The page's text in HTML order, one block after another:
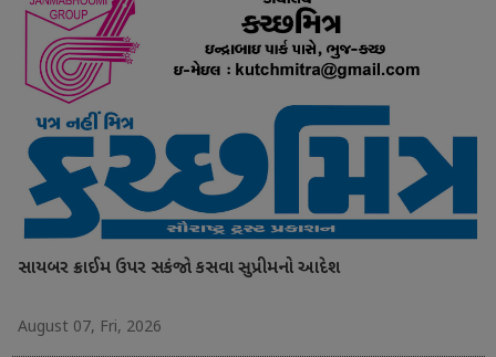
સાયબર ક્રાઈમ ઉપર સકંજો કસવા સુપ્રીમનો આદેશ
August 07, Fri, 2026